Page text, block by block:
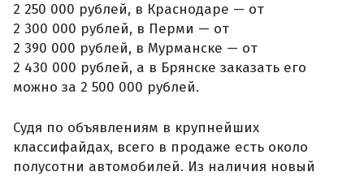
2 250 000 рублей, в Краснодаре — от
2 300 000 рублей, в Перми — от
2 390 000 рублей, в Мурманске — от
2 430 000 рублей, а в Брянске заказать его
можно за 2 500 000 рублей.
Судя по объявлениям в крупнейших
классифайдах, всего в продаже есть около
полусотни автомобилей. Из наличия новый